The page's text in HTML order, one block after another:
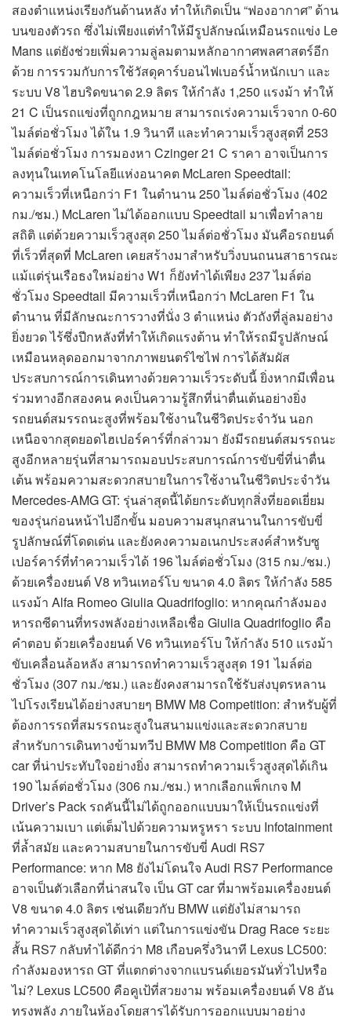
สองตำแหน่งเรียงกันด้านหลัง ทำให้เกิดเป็น “ฟองอากาศ” ด้าน
บนของตัวรถ ซึ่งไม่เพียงแต่ทำให้มีรูปลักษณ์เหมือนรถแข่ง Le
Mans แต่ยังช่วยเพิ่มความลู่ลมตามหลักอากาศพลศาสตร์อีก
ด้วย การรวมกับการใช้วัสดุคาร์บอนไฟเบอร์น้ำหนักเบา และ
ระบบ V8 ไฮบริดขนาด 2.9 ลิตร ให้กำลัง 1,250 แรงม้า ทำให้
21 C เป็นรถแข่งที่ถูกกฎหมาย สามารถเร่งความเร็วจาก 0-60
ไมล์ต่อชั่วโมง ได้ใน 1.9 วินาที และทำความเร็วสูงสุดที่ 253
ไมล์ต่อชั่วโมง การมองหา Czinger 21 C ราคา อาจเป็นการ
ลงทุนในเทคโนโลยีแห่งอนาคต McLaren Speedtail:
ความเร็วที่เหนือกว่า F1 ในตำนาน 250 ไมล์ต่อชั่วโมง (402
กม./ชม.) McLaren ไม่ได้ออกแบบ Speedtail มาเพื่อทำลาย
สถิติ แต่ด้วยความเร็วสูงสุด 250 ไมล์ต่อชั่วโมง มันคือรถยนต์
ที่เร็วที่สุดที่ McLaren เคยสร้างมาสำหรับวิ่งบนถนนสาธารณะ
แม้แต่รุ่นเรือธงใหม่อย่าง W1 ก็ยังทำได้เพียง 237 ไมล์ต่อ
ชั่วโมง Speedtail มีความเร็วที่เหนือกว่า McLaren F1 ใน
ตำนาน ที่มีลักษณะการวางที่นั่ง 3 ตำแหน่ง ตัวถังที่ลู่ลมอย่าง
ยิ่งยวด ไร้ซึ่งปีกหลังที่ทำให้เกิดแรงต้าน ทำให้รถมีรูปลักษณ์
เหมือนหลุดออกมาจากภาพยนตร์ไซไฟ การได้สัมผัส
ประสบการณ์การเดินทางด้วยความเร็วระดับนี้ ยิ่งหากมีเพื่อน
ร่วมทางอีกสองคน คงเป็นความรู้สึกที่น่าตื่นเต้นอย่างยิ่ง
รถยนต์สมรรถนะสูงที่พร้อมใช้งานในชีวิตประจำวัน นอก
เหนือจากสุดยอดไฮเปอร์คาร์ที่กล่าวมา ยังมีรถยนต์สมรรถนะ
สูงอีกหลายรุ่นที่สามารถมอบประสบการณ์การขับขี่ที่น่าตื่น
เต้น พร้อมความสะดวกสบายในการใช้งานในชีวิตประจำวัน
Mercedes-AMG GT: รุ่นล่าสุดนี้ได้ยกระดับทุกสิ่งที่ยอดเยี่ยม
ของรุ่นก่อนหน้าไปอีกขั้น มอบความสนุกสนานในการขับขี่
รูปลักษณ์ที่โดดเด่น และยังคงความอเนกประสงค์สำหรับซู
เปอร์คาร์ที่ทำความเร็วได้ 196 ไมล์ต่อชั่วโมง (315 กม./ชม.)
ด้วยเครื่องยนต์ V8 ทวินเทอร์โบ ขนาด 4.0 ลิตร ให้กำลัง 585
แรงม้า Alfa Romeo Giulia Quadrifoglio: หากคุณกำลังมอง
หารถซีดานที่ทรงพลังอย่างเหลือเชื่อ Giulia Quadrifoglio คือ
คำตอบ ด้วยเครื่องยนต์ V6 ทวินเทอร์โบ ให้กำลัง 510 แรงม้า
ขับเคลื่อนล้อหลัง สามารถทำความเร็วสูงสุด 191 ไมล์ต่อ
ชั่วโมง (307 กม./ชม.) และยังคงสามารถใช้รับส่งบุตรหลาน
ไปโรงเรียนได้อย่างสบายๆ BMW M8 Competition: สำหรับผู้ที่
ต้องการรถที่สมรรถนะสูงในสนามแข่งและสะดวกสบาย
สำหรับการเดินทางข้ามทวีป BMW M8 Competition คือ GT
car ที่น่าประทับใจอย่างยิ่ง สามารถทำความเร็วสูงสุดได้เกิน
190 ไมล์ต่อชั่วโมง (306 กม./ชม.) หากเลือกแพ็กเกจ M
Driver’s Pack รถคันนี้ไม่ได้ถูกออกแบบมาให้เป็นรถแข่งที่
เน้นความเบา แต่เต็มไปด้วยความหรูหรา ระบบ Infotainment
ที่ล้ำสมัย และความสบายในการขับขี่ Audi RS7
Performance: หาก M8 ยังไม่โดนใจ Audi RS7 Performance
อาจเป็นตัวเลือกที่น่าสนใจ เป็น GT car ที่มาพร้อมเครื่องยนต์
V8 ขนาด 4.0 ลิตร เช่นเดียวกับ BMW แต่ยังไม่สามารถ
ทำความเร็วสูงสุดได้เท่า แต่ในการแข่งขัน Drag Race ระยะ
สั้น RS7 กลับทำได้ดีกว่า M8 เกือบครึ่งวินาที Lexus LC500:
กำลังมองหารถ GT ที่แตกต่างจากแบรนด์เยอรมันทั่วไปหรือ
ไม่? Lexus LC500 คือคูเป้ที่สวยงาม พร้อมเครื่องยนต์ V8 อัน
ทรงพลัง ภายในห้องโดยสารได้รับการออกแบบมาอย่าง